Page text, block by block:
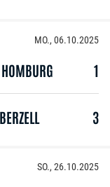
MO., 06.10.2025
1
3
SO., 26.10.2025